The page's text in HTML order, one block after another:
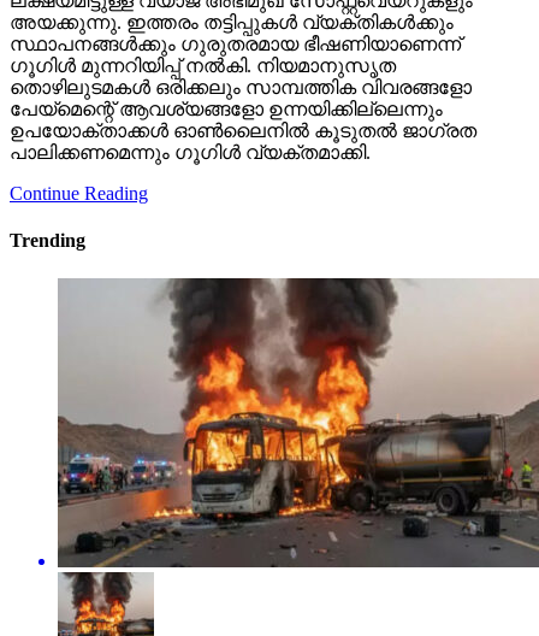
അയക്കുന്നു. ഇത്തരം തട്ടിപ്പുകള്‍ വ്യക്തികള്‍ക്കും
സ്ഥാപനങ്ങള്‍ക്കും ഗുരുതരമായ ഭീഷണിയാണെന്ന്
ഗൂഗിള്‍ മുന്നറിയിപ്പ് നല്‍കി. നിയമാനുസൃത
തൊഴിലുടമകള്‍ ഒരിക്കലും സാമ്പത്തിക വിവരങ്ങളോ
പേയ്‌മെന്റെ് ആവശ്യങ്ങളോ ഉന്നയിക്കില്ലെന്നും
ഉപയോക്താക്കള്‍ ഓണ്‍ലൈനില്‍ കൂടുതല്‍ ജാഗ്രത
പാലിക്കണമെന്നും ഗൂഗിള്‍ വ്യക്തമാക്കി.
Continue Reading
Trending